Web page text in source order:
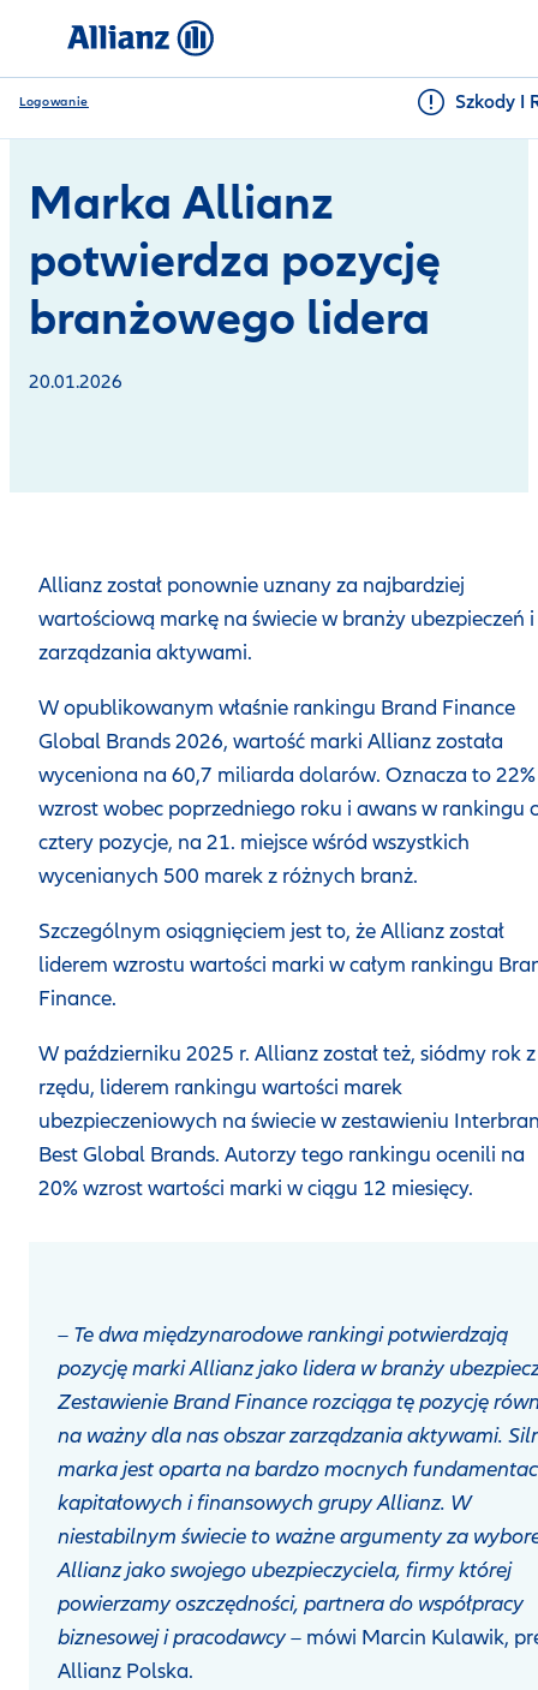
Logowanie Szkody I
Marka Allianz
potwierdza pozycję
branżowego lidera
20.01.2026
Allianz został ponownie uznany za najbardziej
wartościową markę na świecie w branży ubezpieczeń i
zarządzania aktywami.
W opublikowanym właśnie rankingu Brand Finance
Global Brands 2026, wartość marki Allianz została
wyceniona na 60,7 miliarda dolarów. Oznacza to 22%
wzrost wobec poprzedniego roku i awans w rankingu
cztery pozycje, na 21. miejsce wśród wszystkich
wycenianych 500 marek z różnych branż.
Szczególnym osiągnięciem jest to, że Allianz został
liderem wzrostu wartości marki w całym rankingu
Finance.
W październiku 2025 r. Allianz został też, siódmy rok z
rzędu, liderem rankingu wartości marek
ubezpieczeniowych na świecie w zestawieniu
Best Global Brands. Autorzy tego rankingu ocenili na
20% wzrost wartości marki w ciągu 12 miesięcy.
– Te dwa międzynarodowe rankingi potwierdzają
pozycję marki Allianz jako lidera w branży
Zestawienie Brand Finance rozciąga tę pozycję
na ważny dla nas obszar zarządzania aktywami.
marka jest oparta na bardzo mocnych
kapitałowych i finansowych grupy Allianz. W
niestabilnym świecie to ważne argumenty za
Allianz jako swojego ubezpieczyciela, firmy której
powierzamy oszczędności, partnera do współpracy
biznesowej i pracodawcy– mówi Marcin Kulawik,
Allianz Polska.